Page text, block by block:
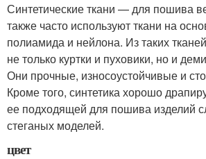
Синтетические ткани — для пошива
также часто используют ткани на
полиамида и нейлона. Из таких
не только куртки и пуховики, но и
Они прочные, износоустойчивые и
Кроме того, синтетика хорошо
ее подходящей для пошива изделий
стеганых моделей.
цвет